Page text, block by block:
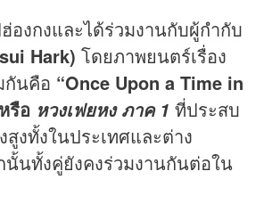
องกงและได้ร่วมงานกับผู้กำกับ
Hark) โดยภาพยนตร์เรื่อง
กันคือ “Once Upon a Time in
รือ หวงเฟยหง ภาค 1 ที่ประสบ
สูงทั้งในประเทศและต่าง
นั้นทั้งคู่ยังคงร่วมงานกันต่อใน